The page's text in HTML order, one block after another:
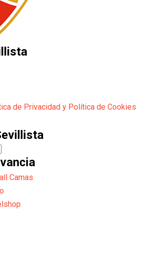
de Privacidad y Política de Cookies
Camas